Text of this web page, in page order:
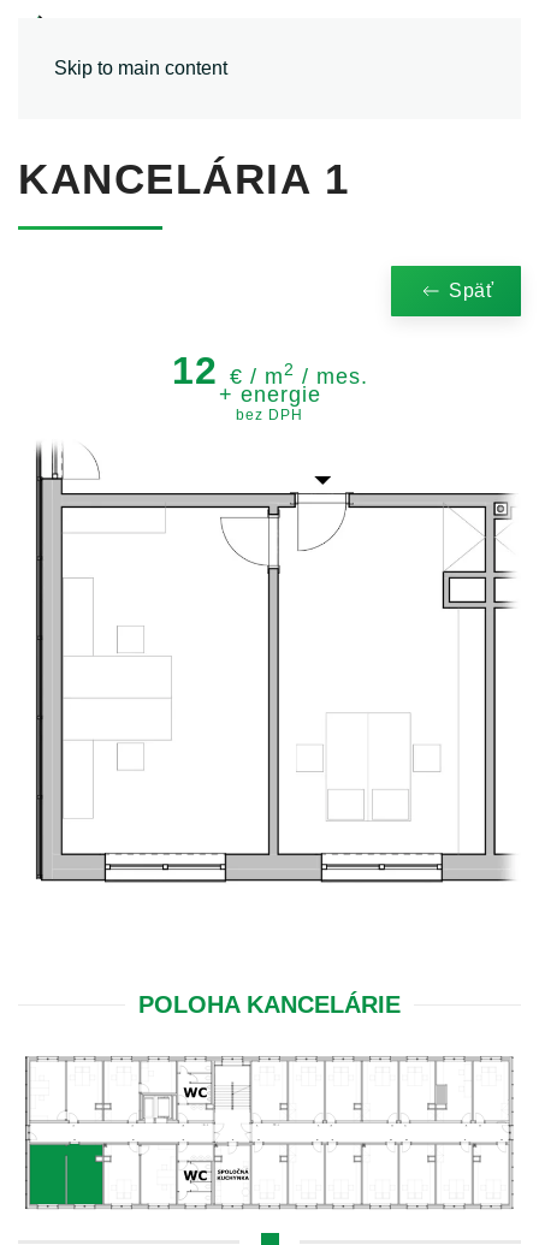
Skip to main content
KANCELÁRIA 1
Späť
12 € / m2 / mes.
+ energie
bez DPH
POLOHA KANCELÁRIE